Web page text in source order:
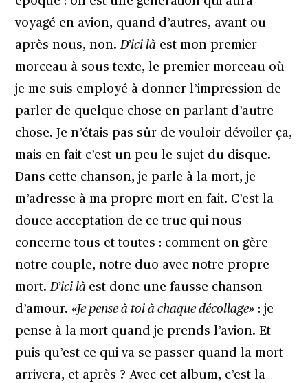
voyagé en avion, quand d’autres, avant ou
après nous, non.D’ici là est mon premier
morceau à sous-texte, le premier morceau où
je me suis employé à donner l’impression de
parler de quelque chose en parlant d’autre
chose. Je n’étais pas sûr de vouloir dévoiler ça,
mais en fait c’est un peu le sujet du disque.
Dans cette chanson, je parle à la mort, je
m’adresse à ma propre mort en fait. C’est la
douce acceptation de ce truc qui nous
concerne tous et toutes : comment on gère
notre couple, notre duo avec notre propre
mort.D’ici là est donc une fausse chanson
d’amour. «Je pense à toi à chaque décollage» : je
pense à la mort quand je prends l’avion. Et
puis qu’est-ce qui va se passer quand la mort
arrivera, et après ? Avec cet album, c’est la